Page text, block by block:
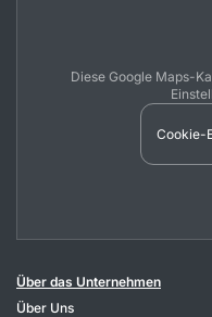
Diese Google Maps-
Cookie-
Über das Unternehmen
Über Uns